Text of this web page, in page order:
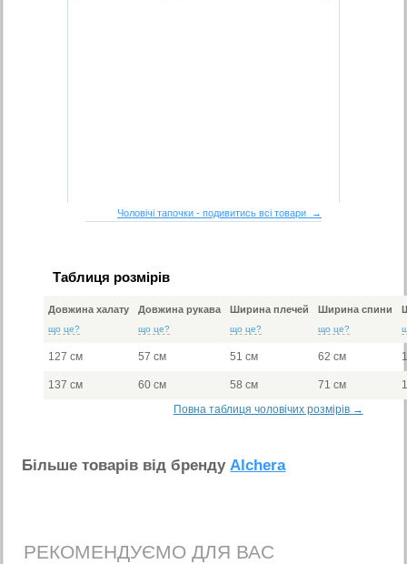
Чоловічі тапочки - подивитись всі товари →
Таблиця розмірів
Довжина халату
що це?
Довжина рукава
що це?
Ширина плечей
що це?
Ширина спини
що це?
127 см 57 см 51 см 62 см
137 см 60 см 58 см 71 см
Повна таблиця чоловічих розмірів →
Бiльше товарiв вiд брендуAlchera
РЕКОМЕНДУЄМО ДЛЯ ВАС